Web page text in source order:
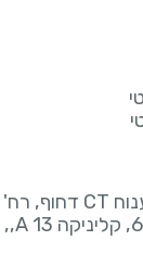
תיאום תור פרטי לפענוח CT דחוף, רח'
הברזל 11, כניסה A, קומה 6, קליניקה 13 A,,